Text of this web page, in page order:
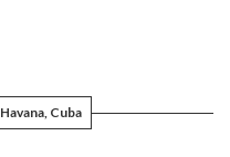
Havana, Cuba